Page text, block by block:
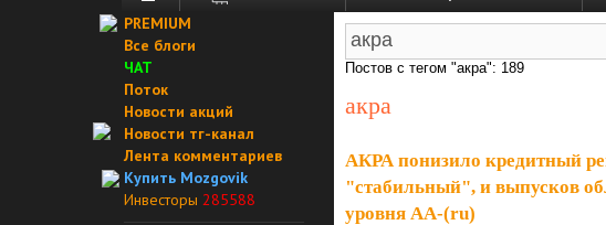
PREMIUM
Все блоги
ЧАТ
Поток
Новости акций
Новости тг-канал
Лента комментариев
Купить Mozgovik
Инвесторы 285588
Постов с тегом "акра": 189
акра
АКРА понизило кредитный
"стабильный", и выпусков
уровня AA-(ru)